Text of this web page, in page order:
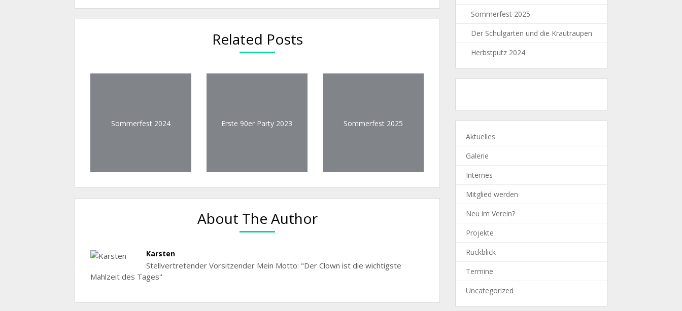
Related Posts
Sommerfest 2024 Erste 90er Party 2023 Sommerfest 2025
About The Author
Karsten
Stellvertretender Vorsitzender Mein Motto: "Der Clown ist die wichtigste
Mahlzeit des Tages"
Sommerfest 2025
Der Schulgarten und die Krautraupen
Herbstputz 2024
Aktuelles
Galerie
Internes
Mitglied werden
Neu im Verein?
Projekte
Rückblick
Termine
Uncategorized